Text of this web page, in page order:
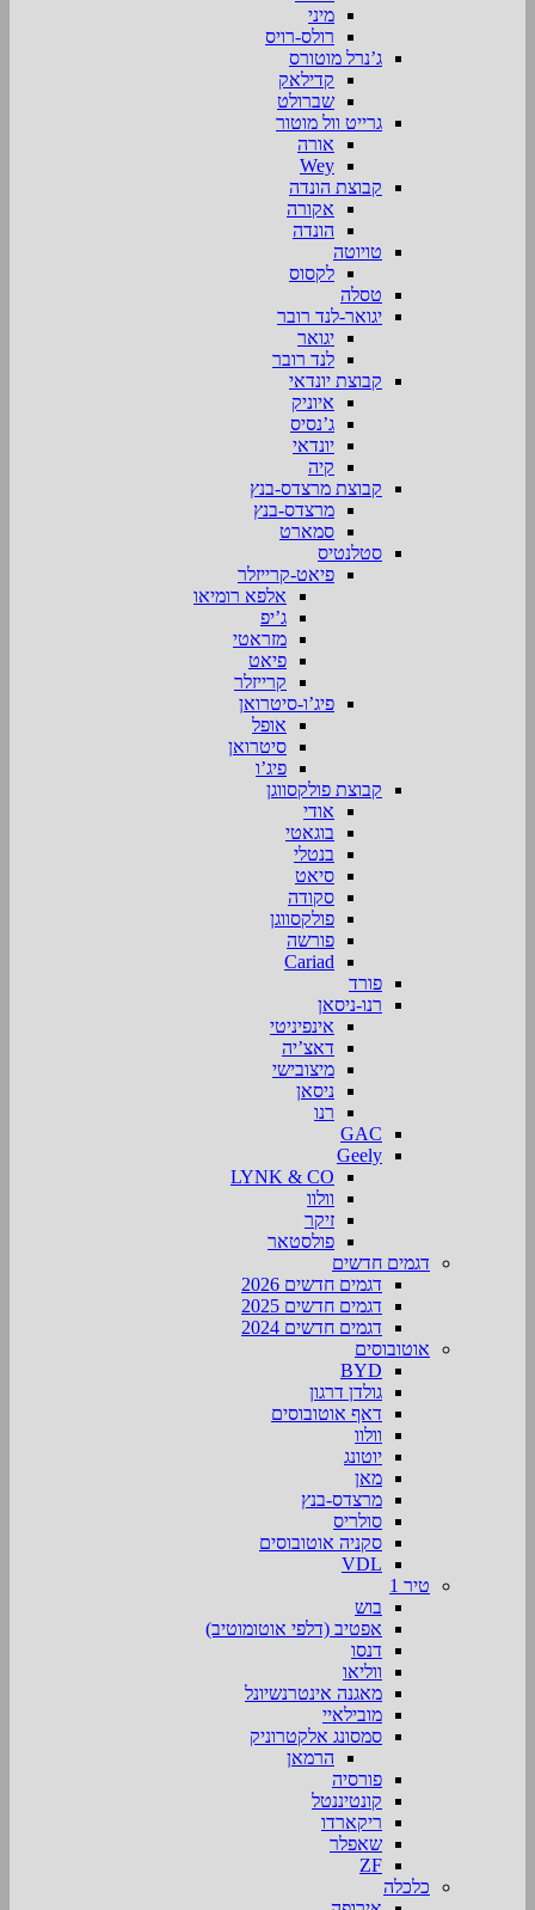
מיני
רולס-רויס
ג’נרל מוטורס
קדילאק
שברולט
גרייט וול מוטור
אורה
Wey
קבוצת הונדה
אקורה
הונדה
טויוטה
לקסוס
טסלה
יגואר-לנד רובר
יגואר
לנד רובר
קבוצת יונדאי
איוניק
ג’נסיס
יונדאי
קיה
קבוצת מרצדס-בנץ
מרצדס-בנץ
סמארט
סטלנטיס
פיאט-קרייזלר
אלפא רומיאו
ג’יפ
מזראטי
פיאט
קרייזלר
פיג’ו-סיטרואן
אופל
סיטרואן
פיג’ו
קבוצת פולקסווגן
אודי
בוגאטי
בנטלי
סיאט
סקודה
פולקסווגן
פורשה
Cariad
פורד
רנו-ניסאן
אינפיניטי
דאצ’יה
מיצובישי
ניסאן
רנו
GAC
Geely
LYNK & CO
וולוו
זיקר
פולסטאר
דגמים חדשים
דגמים חדשים 2026
דגמים חדשים 2025
דגמים חדשים 2024
אוטובוסים
BYD
גולדן דרגון
דאף אוטובוסים
וולוו
יוטונג
מאן
מרצדס-בנץ
סולריס
סקניה אוטובוסים
VDL
טיר 1
בוש
אפטיב (דלפי אוטומוטיב)
דנסו
ווליאו
מאגנה אינטרנשיונל
מובילאיי
סמסונג אלקטרוניק
הרמאן
פורסיה
קונטיננטל
ריקארדו
שאפלר
ZF
כלכלה